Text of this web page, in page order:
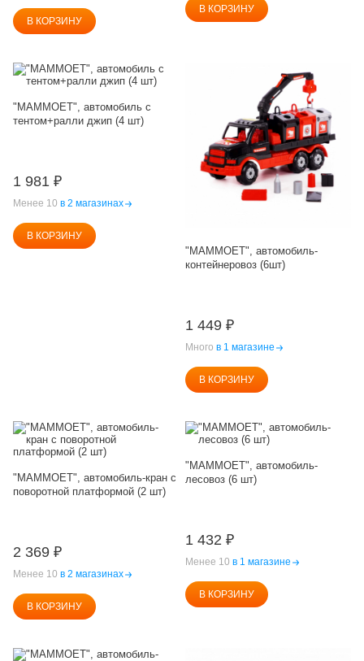
В КОРЗИНУ
В КОРЗИНУ
"MAMMOET", автомобиль с
тентом+ралли джип (4 шт)
1 981 ₽
Менее 10 в 2 магазинах
В КОРЗИНУ
"MAMMOET", автомобиль-
контейнеровоз (6шт)
1 449 ₽
Много в 1 магазине
В КОРЗИНУ
"MAMMOET", автомобиль-кран с
поворотной платформой (2 шт)
2 369 ₽
Менее 10 в 2 магазинах
В КОРЗИНУ
"MAMMOET", автомобиль-
лесовоз (6 шт)
1 432 ₽
Менее 10 в 1 магазине
В КОРЗИНУ